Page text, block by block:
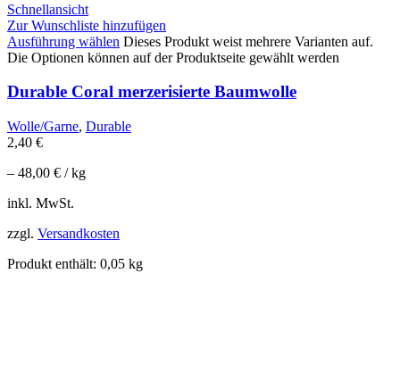
Schnellansicht
Zur Wunschliste hinzufügen
Ausführung wählen Dieses Produkt weist mehrere Varianten auf.
Die Optionen können auf der Produktseite gewählt werden
Durable Coral merzerisierte Baumwolle
Wolle/Garne, Durable
2,40 €
– 48,00 € /kg
inkl. MwSt.
zzgl. Versandkosten
Produkt enthält: 0,05 kg